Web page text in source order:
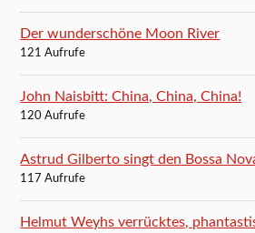
Der wunderschöne Moon River
121 Aufrufe
John Naisbitt: China, China, China!
120 Aufrufe
Astrud Gilberto singt den Bossa
117 Aufrufe
Helmut Weyhs verrücktes,